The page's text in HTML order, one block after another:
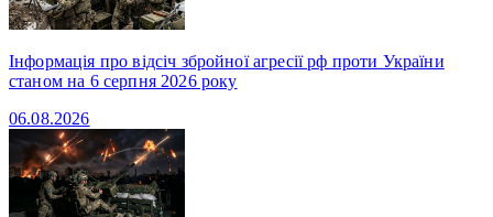
Інформація про відсіч збройної агресії рф проти України
станом на 6 серпня 2026 року
06.08.2026